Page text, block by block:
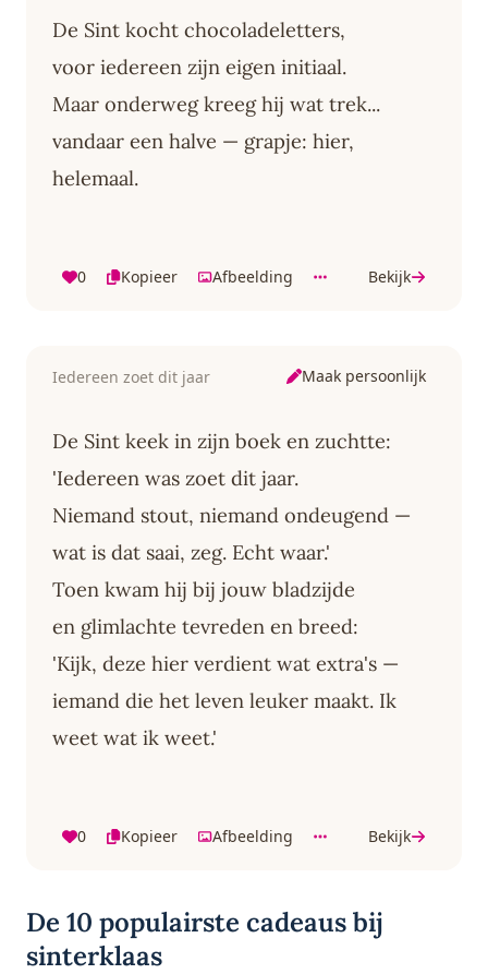
De Sint kocht chocoladeletters,
voor iedereen zijn eigen initiaal.
Maar onderweg kreeg hij wat trek...
vandaar een halve — grapje: hier,
helemaal.
0 Kopieer Afbeelding Bekijk
Iedereen zoet dit jaar Maak persoonlijk
De Sint keek in zijn boek en zuchtte:
'Iedereen was zoet dit jaar.
Niemand stout, niemand ondeugend —
wat is dat saai, zeg. Echt waar.'
Toen kwam hij bij jouw bladzijde
en glimlachte tevreden en breed:
'Kijk, deze hier verdient wat extra's —
iemand die het leven leuker maakt. Ik
weet wat ik weet.'
0 Kopieer Afbeelding Bekijk
De 10 populairste cadeaus bij
sinterklaas